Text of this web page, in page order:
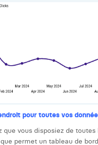
pour toutes vos
que vous disposiez de
permet un tableau de